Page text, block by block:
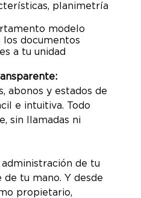
planimetría
modelo
los documentos
a tu unidad
abonos y estados de
e intuitiva. Todo
sin llamadas ni
administración de tu
tu mano. Y desde
propietario,